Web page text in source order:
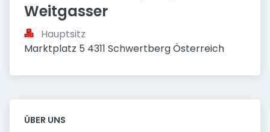
Weitgasser
Hauptsitz
Marktplatz 5 4311 Schwertberg Österreich
ÜBER UNS